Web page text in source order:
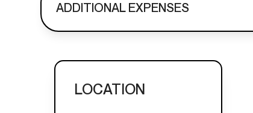
ADDITIONAL EXPENSES
LOCATION